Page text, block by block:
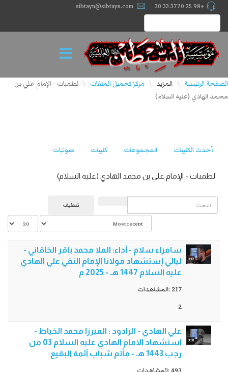
+98 25 3770 33 30
sibtayn@sibtayn.com
الصفحة الرئيسية \ المزيد \ مركز تحميل الملفات \ لطميات - الإمام علي بن
محمد الهادي (عليه السلام)
أحدث الكليبات المجموعات كليبات صوتيات
لطميات - الإمام علي بن محمد الهادي (عليه السلام)
البحث تنظيف
9:12
سامراء سلام - أداء: الملا محمد باقر الخاقاني -
ليالي إستشهاد مولانا الإمام النقي علي الهادي
عليه السلام 1447 هـ - 2025 م
217 :المشاهدات
2
3:31
علي الهادي - الرادود : الميرزا محمد الخياط -
استشهاد الامام الهادي عليه السلام 03 من
رجب 1443 هـ - مأتم شباب آئمة البقيع